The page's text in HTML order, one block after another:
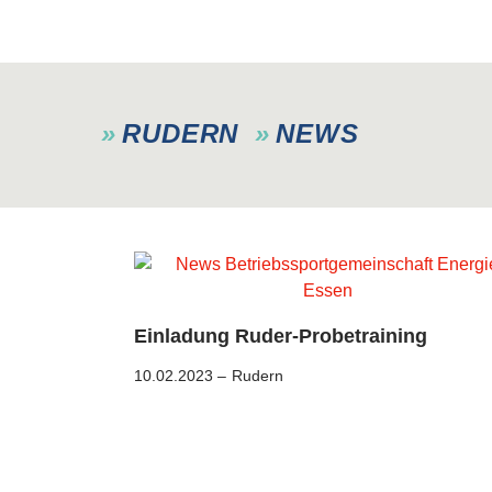
RUDERN NEWS
Einladung Ruder-Probetraining
10.02.2023 – Rudern